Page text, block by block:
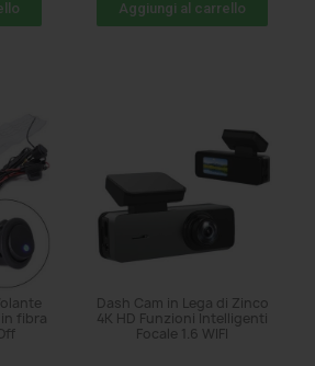
Aggiungi al carrello
fibra
Dash Cam in Lega di Zinco
4K HD Funzioni Intelligenti
Focale 1.6 WIFI